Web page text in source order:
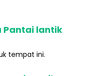
lantik
tempat ini.